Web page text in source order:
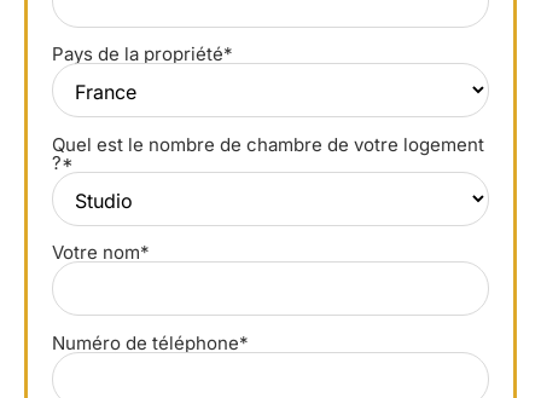
Pays de la propriété*
Quel est le nombre de chambre de votre logement
?*
Votre nom*
Numéro de téléphone*